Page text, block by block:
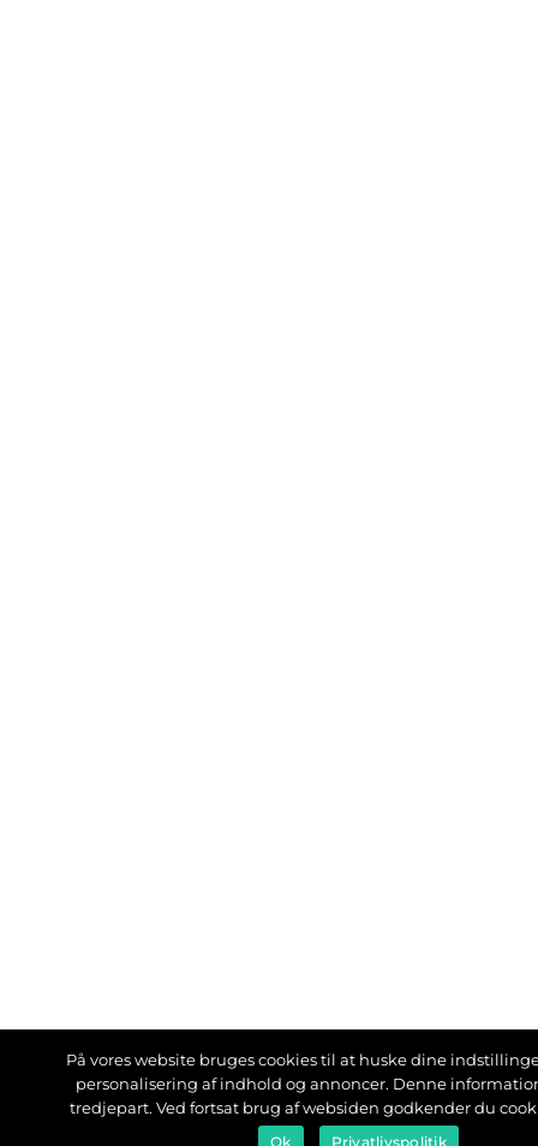
På vores website bruges cookies til at huske dine
personalisering af indhold og annoncer. Denne
tredjepart. Ved fortsat brug af websiden godkender du
Ok Privatlivspolitik